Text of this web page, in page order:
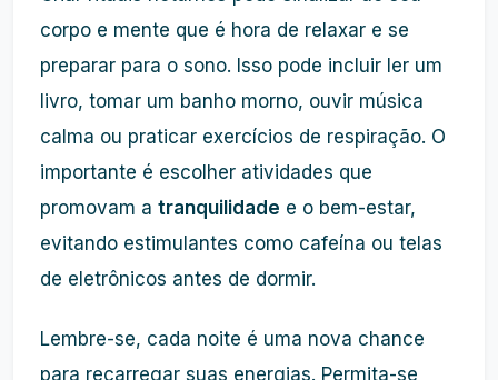
corpo e mente que é hora de relaxar e se
preparar para o sono. Isso pode incluir ler um
livro, tomar um banho morno, ouvir música
calma ou praticar exercícios de respiração. O
importante é escolher atividades que
promovam a tranquilidade e o bem-estar,
evitando estimulantes como cafeína ou telas
de eletrônicos antes de dormir.
Lembre-se, cada noite é uma nova chance
para recarregar suas energias. Permita-se